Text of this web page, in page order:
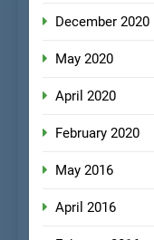
December 2020
May 2020
April 2020
February 2020
May 2016
April 2016